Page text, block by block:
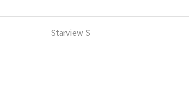
Starview S